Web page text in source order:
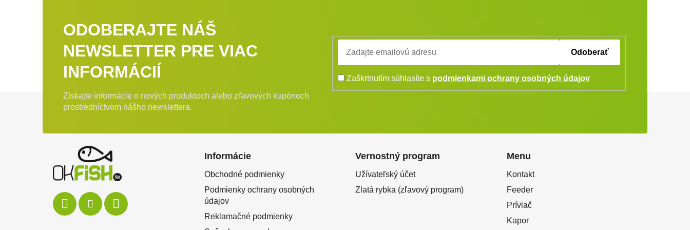
ODOBERAJTE NÁŠ
NEWSLETTER PRE VIAC
INFORMÁCIÍ
Získajte informácie o nových produktoch alebo zľavových kupónoch
prostredníctvom nášho newslettera.
Odoberať
Zaškrtnutím súhlasíte s podmienkami ochrany osobných údajov
Informácie
Obchodné podmienky
Podmienky ochrany osobných
údajov
Reklamačné podmienky
Vernostný program
Užívateľský účet
Zlatá rybka (zľavový program)
Menu
Kontakt
Feeder
Prívlač
Kapor